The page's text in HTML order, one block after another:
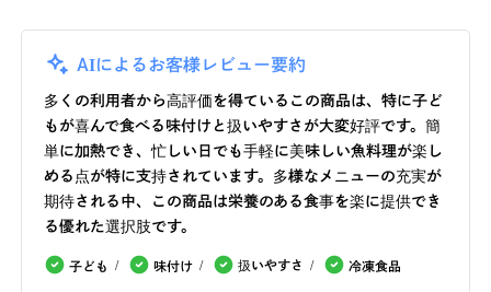
AIによるお客様レビュー要約
多くの利用者から高評価を得ているこの商品は、特に子ど
もが喜んで食べる味付けと扱いやすさが大変好評です。簡
単に加熱でき、忙しい日でも手軽に美味しい魚料理が楽し
める点が特に支持されています。多様なメニューの充実が
期待される中、この商品は栄養のある食事を楽に提供でき
る優れた選択肢です。
子ども 味付け 扱いやすさ 冷凍食品